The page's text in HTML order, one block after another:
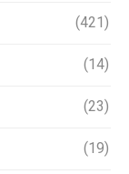
(421)
(14)
(23)
(19)